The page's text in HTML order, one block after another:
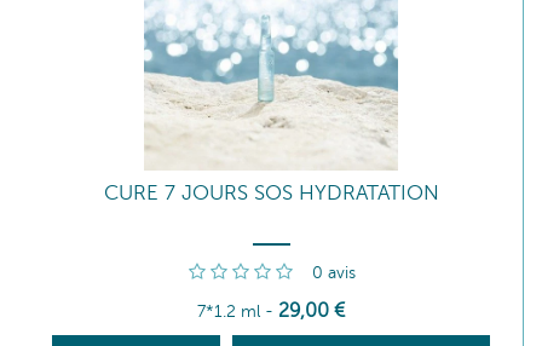
CURE 7 JOURS SOS HYDRATATION
0 avis
7*1.2 ml - 29,00 €